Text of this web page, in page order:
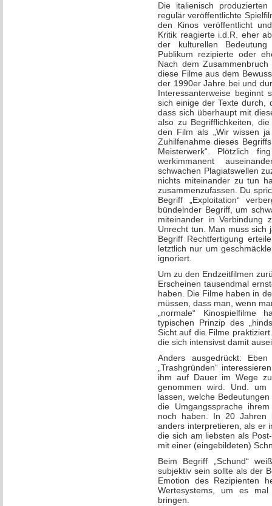
Die italienisch
regulär veröffentlichte
den Kinos veröffentlicht
Kritik reagierte i.d.R. eher
der kulturellen
Publikum rezipierte oder
Nach dem
diese Filme aus dem
der 1990er Jahre bei und
Interessanterweise beginnt
sich einige der Texte durch,
dass sich überhaupt mit
also zu Begrifflichkeiten,
den Film als „Wir wissen
Zuhilfenahme dieses
Meisterwerk“. Plötzlich
werkimmanent
schwachen Plagiatswellen
nichts miteinander zu tun
zusammenzufassen. Du
Begriff „Exploitation“
bündelnder Begriff, um
miteinander in Verbindung
Unrecht tun. Man muss sich
Begriff Rechtfertigung
letztlich nur um
ignoriert.
Um zu den Endzeitfilmen
Erscheinen tausendmal
haben. Die Filme haben in
müssen, dass man, wenn
„normale“
typischen Prinzip des
Sicht auf die Filme
die sich intensivst damit
Anders ausgedrückt:
„Trashgründen“
ihm auf Dauer im Wege
genommen wird. Und. um
lassen, welche
die Umgangssprache
noch haben. In 20 Jahren
anders interpretieren, als er
die sich am liebsten als
mit einer (eingebildeten)
Beim Begriff „Schund“
subjektiv sein sollte als der
Emotion des Rezipienten
Wertesystems, um es
bringen.